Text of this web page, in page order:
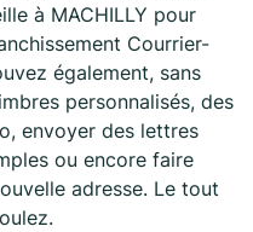
à MACHILLY pour
Courrier-
également, sans
personnalisés, des
envoyer des lettres
ou encore faire
adresse. Le tout